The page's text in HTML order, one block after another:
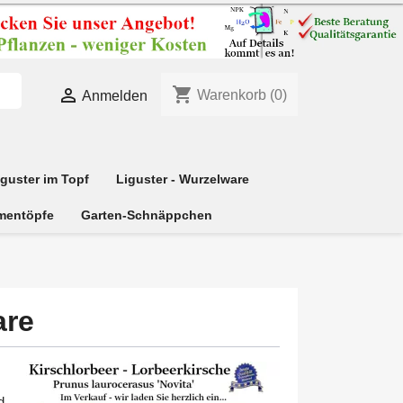
 Anmelden shopping_cart Warenkorb (0)
im Topf Liguster - Wurzelware
Garten-Schnäppchen